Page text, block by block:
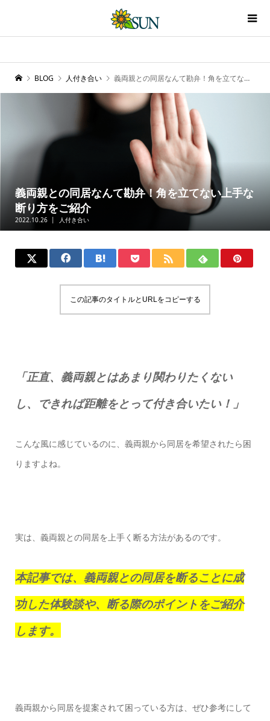
BLOG 人付き合い 義両親との同居なんて勘弁！角を立てない上手な断り方をご紹介
義両親との同居なんて勘弁！角を立てない上手な
断り方をご紹介
2022.10.26 人付き合い
この記事のタイトルとURLをコピーする
「正直、義両親とはあまり関わりたくない
し、できれば距離をとって付き合いたい！」
こんな風に感じているのに、義両親から同居を希望されたら困
りますよね。
実は、義両親との同居を上手く断る方法があるのです。
本記事では、義両親との同居を断ることに成
功した体験談や、断る際のポイントをご紹介
します。
義両親から同居を提案されて困っている方は、ぜひ参考にして